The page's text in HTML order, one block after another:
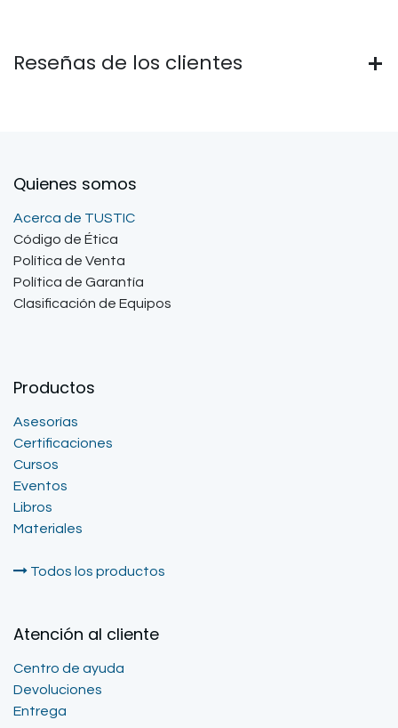
Reseñas de los clientes
Quienes somos
Acerca de TUSTIC
Código de Ética
Política de Venta
Política de Garantía
Clasificación de Equipos
Productos
Asesorías
Certificaciones
Cursos
Eventos
Libros
Materiales
Todos los productos
Atención al cliente
Centro de ayuda
Devoluciones
Entrega